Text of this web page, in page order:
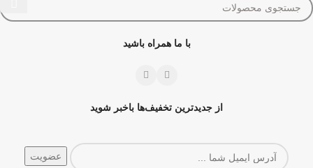
با ما همراه باشید
از جدیدترین تخفیف‌ها باخبر شوید